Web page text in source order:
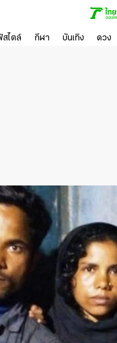
สไตล์ กีฬา บันเทิง ดวง